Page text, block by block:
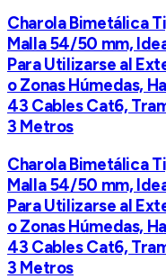
Charola Bimetálica
Malla 54/50 mm,
Para Utilizarse al
o Zonas Húmedas,
43 Cables Cat6,
3 Metros
Charola Bimetálica
Malla 54/50 mm,
Para Utilizarse al
o Zonas Húmedas,
43 Cables Cat6,
3 Metros